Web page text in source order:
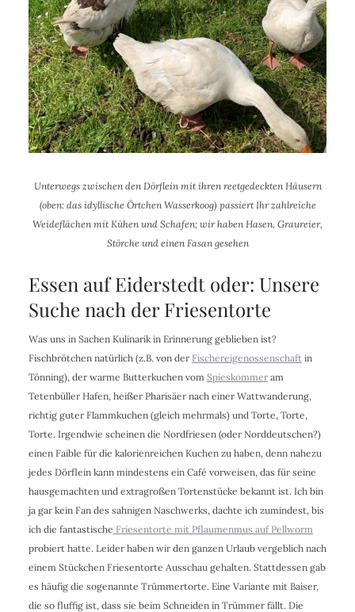
Unterwegs zwischen den Dörflein mit ihren reetgedeckten Häusern
(oben: das idyllische Örtchen Wasserkoog) passiert Ihr zahlreiche
Weideflächen mit Kühen und Schafen; wir haben Hasen, Graureier,
Störche und einen Fasan gesehen
Essen auf Eiderstedt oder: Unsere
Suche nach der Friesentorte
Was uns in Sachen Kulinarik in Erinnerung geblieben ist?
Fischbrötchen natürlich (z.B. von der Fischereigenossenschaft in
Tönning), der warme Butterkuchen vom Spieskommeram
Tetenbüller Hafen, heißer Pharisäer nach einer Wattwanderung,
richtig guter Flammkuchen (gleich mehrmals) und Torte, Torte,
Torte. Irgendwie scheinen die Nordfriesen (oder Norddeutschen?)
einen Faible für die kalorienreichen Kuchen zu haben, denn nahezu
jedes Dörflein kann mindestens ein Café vorweisen, das für seine
hausgemachten und extragroßen Tortenstücke bekannt ist. Ich bin
ja gar kein Fan des sahnigen Naschwerks, dachte ich zumindest, bis
ich die fantastische Friesentorte mit Pflaumenmus auf Pellworm
probiert hatte. Leider haben wir den ganzen Urlaub vergeblich nach
einem Stückchen Friesentorte Ausschau gehalten. Stattdessen gab
es häufig die sogenannte Trümmertorte. Eine Variante mit Baiser,
die so fluffig ist, dass sie beim Schneiden in Trümmer fällt. Die